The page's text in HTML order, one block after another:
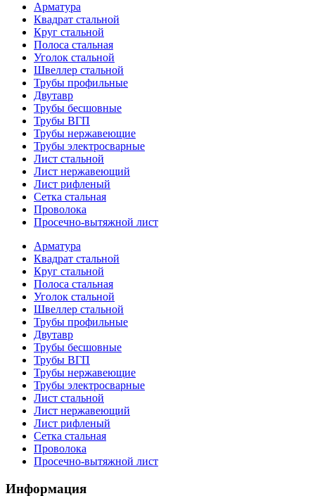
Арматура
Квадрат стальной
Круг стальной
Полоса стальная
Уголок стальной
Швеллер стальной
Трубы профильные
Двутавр
Трубы бесшовные
Трубы ВГП
Трубы нержавеющие
Трубы электросварные
Лист стальной
Лист нержавеющий
Лист рифленый
Сетка стальная
Проволока
Просечно-вытяжной лист
Арматура
Квадрат стальной
Круг стальной
Полоса стальная
Уголок стальной
Швеллер стальной
Трубы профильные
Двутавр
Трубы бесшовные
Трубы ВГП
Трубы нержавеющие
Трубы электросварные
Лист стальной
Лист нержавеющий
Лист рифленый
Сетка стальная
Проволока
Просечно-вытяжной лист
Информация